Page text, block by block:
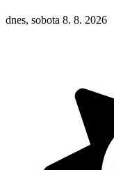
dnes, sobota 8. 8. 2026